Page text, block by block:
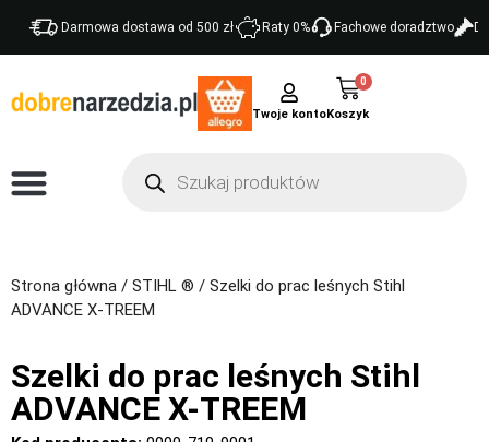
Darmowa dostawa od 500 zł Raty 0% Fachowe doradztwo
Twoje konto
0
Strona główna / STIHL ® / Szelki do prac leśnych Stihl
ADVANCE X-TREEM
Szelki do prac leśnych Stihl
ADVANCE X-TREEM